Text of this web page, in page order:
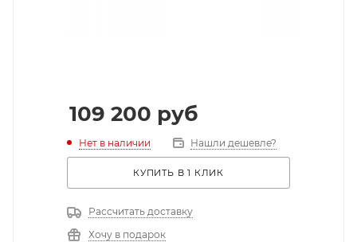
109 200 руб
Нет в наличии Нашли дешевле?
КУПИТЬ В 1 КЛИК
Рассчитать доставку
Хочу в подарок